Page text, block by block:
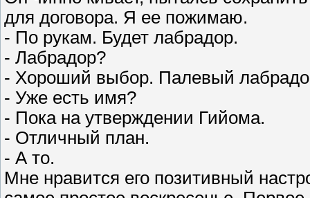
для договора. Я ее пожимаю.
- По рукам. Будет лабрадор.
- Лабрадор?
- Хороший выбор. Палевый
- Уже есть имя?
- Пока на утверждении Гийома.
- Отличный план.
- А то.
Мне нравится его позитивный